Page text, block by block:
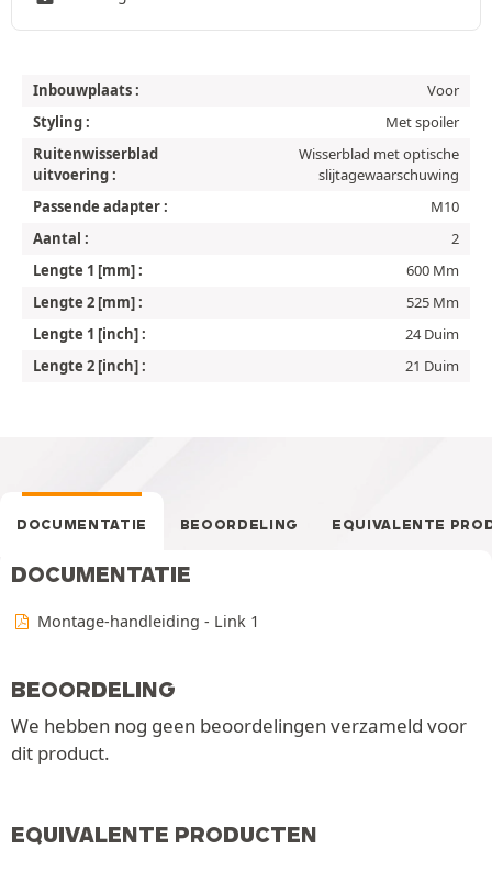
Inbouwplaats :
Voor
Styling :
Met spoiler
Ruitenwisserblad
uitvoering :
Wisserblad met optische
slijtagewaarschuwing
Passende adapter :
M10
Aantal :
2
Lengte 1 [mm] :
600 Mm
Lengte 2 [mm] :
525 Mm
Lengte 1 [inch] :
24 Duim
Lengte 2 [inch] :
21 Duim
DOCUMENTATIE BEOORDELING EQUIVALENTE
DOCUMENTATIE
Montage-handleiding - Link 1
BEOORDELING
We hebben nog geen beoordelingen verzameld voor
dit product.
EQUIVALENTE PRODUCTEN